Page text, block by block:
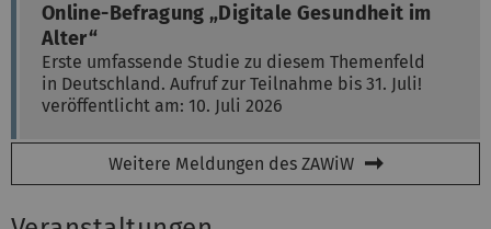
Online-Befragung „Digitale Gesundheit im
Alter“
Erste umfassende Studie zu diesem Themenfeld
in Deutschland. Aufruf zur Teilnahme bis 31. Juli!
veröffentlicht am: 10. Juli 2026
Weitere Meldungen des ZAWiW